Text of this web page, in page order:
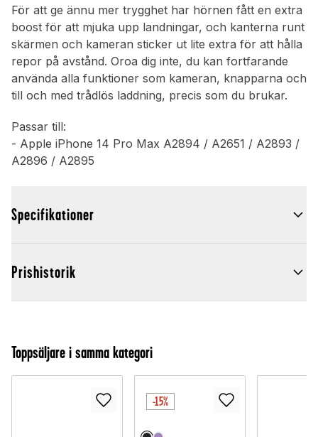
För att ge ännu mer trygghet har hörnen fått en extra
boost för att mjuka upp landningar, och kanterna runt
skärmen och kameran sticker ut lite extra för att hålla
repor på avstånd. Oroa dig inte, du kan fortfarande
använda alla funktioner som kameran, knapparna och
till och med trådlös laddning, precis som du brukar.
Passar till:
- Apple iPhone 14 Pro Max A2894 / A2651 / A2893 /
A2896 / A2895
Specifikationer
Prishistorik
Toppsäljare i samma kategori
-15%